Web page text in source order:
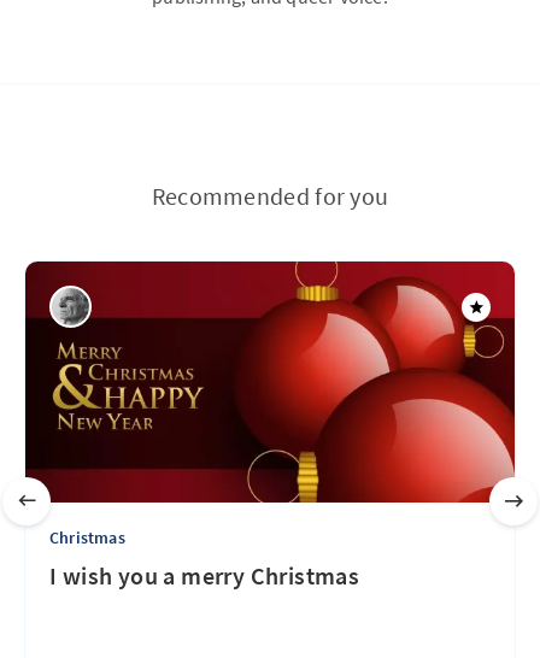
Recommended for you
Christmas
I wish you a merry Christmas